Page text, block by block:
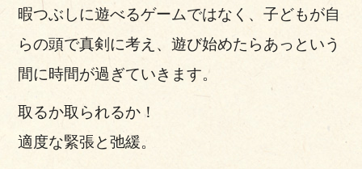
暇つぶしに遊べるゲームではなく、子どもが自
らの頭で真剣に考え、遊び始めたらあっという
間に時間が過ぎていきます。
取るか取られるか！
適度な緊張と弛緩。